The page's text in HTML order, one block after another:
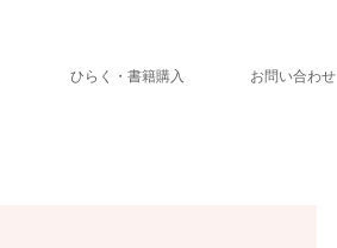
ひらく・書籍購入 お問い合わせ